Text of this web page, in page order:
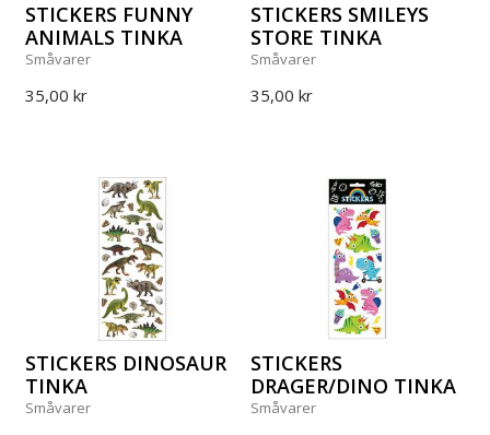
STICKERS FUNNY
ANIMALS TINKA
Småvarer
35,00 kr
STICKERS SMILEYS
STORE TINKA
Småvarer
35,00 kr
STICKERS DINOSAUR
TINKA
Småvarer
STICKERS
DRAGER/DINO TINKA
Småvarer